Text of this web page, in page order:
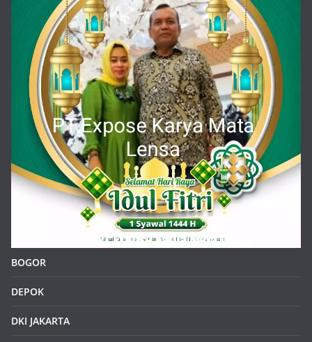
BOGOR
DEPOK
DKI JAKARTA